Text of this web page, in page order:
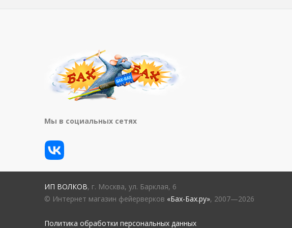
Мы в социальных сетях
ИП ВОЛКОВ, г. Москва, ул. Барклая, 6
© Интернет магазин фейерверков «Бах-Бах.ру», 2007—2026
Политика обработки персональных данных